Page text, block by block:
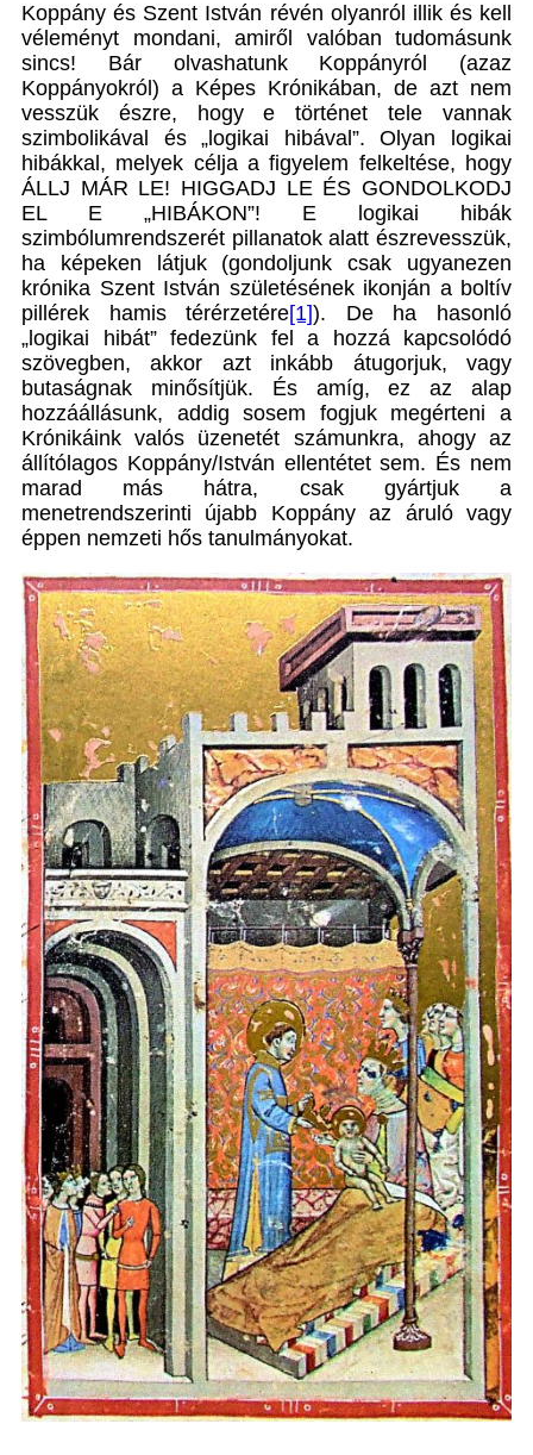
Koppány és Szent István révén olyanról illik és kell
véleményt mondani, amiről valóban tudomásunk
sincs! Bár olvashatunk Koppányról (azaz
Koppányokról) a Képes Krónikában, de azt nem
vesszük észre, hogy e történet tele vannak
szimbolikával és „logikai hibával”. Olyan logikai
hibákkal, melyek célja a figyelem felkeltése, hogy
ÁLLJ MÁR LE! HIGGADJ LE ÉS GONDOLKODJ
EL E „HIBÁKON”! E logikai hibák
szimbólumrendszerét pillanatok alatt észrevesszük,
ha képeken látjuk (gondoljunk csak ugyanezen
krónika Szent István születésének ikonján a boltív
pillérek hamis térérzetére[1]). De ha hasonló
„logikai hibát” fedezünk fel a hozzá kapcsolódó
szövegben, akkor azt inkább átugorjuk, vagy
butaságnak minősítjük. És amíg, ez az alap
hozzáállásunk, addig sosem fogjuk megérteni a
Krónikáink valós üzenetét számunkra, ahogy az
állítólagos Koppány/István ellentétet sem. És nem
marad más hátra, csak gyártjuk a
menetrendszerinti újabb Koppány az áruló vagy
éppen nemzeti hős tanulmányokat.